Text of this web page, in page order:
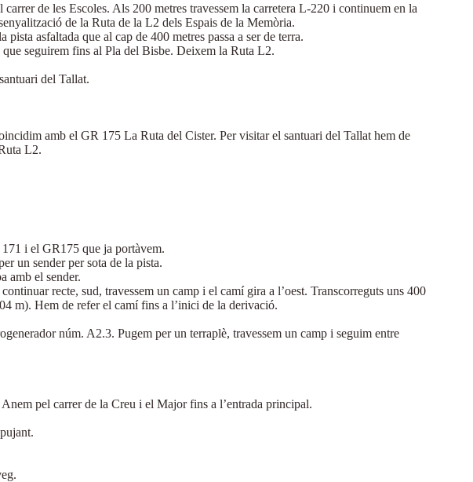
de les Escoles. Als 200 metres travessem la carretera L-220 i continuem en la
de la Ruta de la L2 dels Espais de la Memòria.
asfaltada que al cap de 400 metres passa a ser de terra.
seguirem fins al Pla del Bisbe. Deixem la Ruta L2.
del Tallat.
amb el GR 175 La Ruta del Cister. Per visitar el santuari del Tallat hem de
L2.
i el GR175 que ja portàvem.
un sender per sota de la pista.
amb el sender.
recte, sud, travessem un camp i el camí gira a l’oest. Transcorreguts uns 400
m). Hem de refer el camí fins a l’inici de la derivació.
núm. A2.3. Pugem per un terraplè, travessem un camp i seguim entre
pel carrer de la Creu i el Major fins a l’entrada principal.